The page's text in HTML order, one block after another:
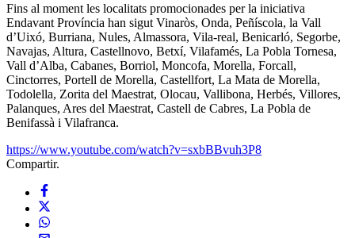
Fins al moment les localitats promocionades per la iniciativa
Endavant Província han sigut Vinaròs, Onda, Peñíscola, la Vall
d’Uixó, Burriana, Nules, Almassora, Vila-real, Benicarló, Segorbe,
Navajas, Altura, Castellnovo, Betxí, Vilafamés, La Pobla Tornesa,
Vall d’Alba, Cabanes, Borriol, Moncofa, Morella, Forcall,
Cinctorres, Portell de Morella, Castellfort, La Mata de Morella,
Todolella, Zorita del Maestrat, Olocau, Vallibona, Herbés, Villores,
Palanques, Ares del Maestrat, Castell de Cabres, La Pobla de
Benifassà i Vilafranca.
https://www.youtube.com/watch?v=sxbBBvuh3P8
Compartir.